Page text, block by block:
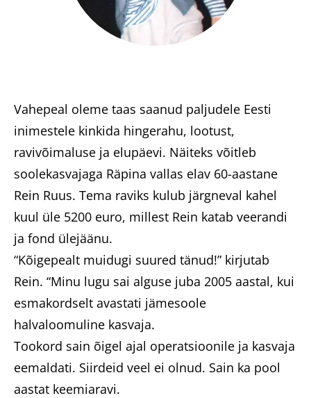
Vahepeal oleme taas saanud paljudele Eesti
inimestele kinkida hingerahu, lootust,
ravivõimaluse ja elupäevi. Näiteks võitleb
soolekasvajaga Räpina vallas elav 60-aastane
Rein Ruus. Tema raviks kulub järgneval kahel
kuul üle 5200 euro, millest Rein katab veerandi
ja fond ülejäänu.
“Kõigepealt muidugi suured tänud!” kirjutab
Rein. “Minu lugu sai alguse juba 2005 aastal, kui
esmakordselt avastati jämesoole
halvaloomuline kasvaja.
Tookord sain õigel ajal operatsioonile ja kasvaja
eemaldati. Siirdeid veel ei olnud. Sain ka pool
aastat keemiaravi.